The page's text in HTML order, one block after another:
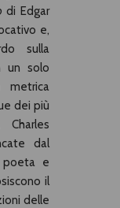
di Edgar
e,
sulla
un solo
metrica
dei più
Charles
dal
poeta e
il
delle